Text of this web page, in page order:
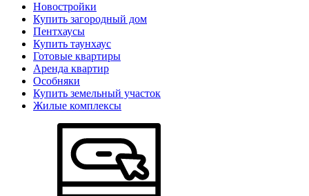
Новостройки
Купить загородный дом
Пентхаусы
Купить таунхаус
Готовые квартиры
Аренда квартир
Особняки
Купить земельный участок
Жилые комплексы